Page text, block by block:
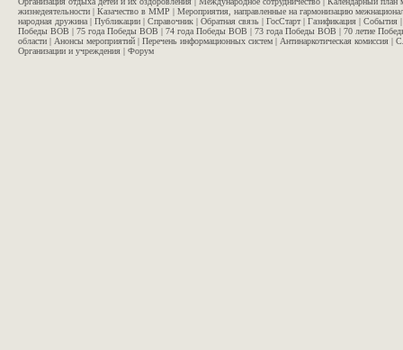
жизнедеятельности | Казачество в ММР | Мероприятия, направленные на гармонизацию
народная дружина | Публикации | Справочник | Обратная связь | ГосСтарт| Газификация | События
Победы ВОВ | 75 года Победы ВОВ | 74 года Победы ВОВ | 73 года Победы ВОВ | 70 летие
области | Анонсы мероприятий | Перечень информационных систем | Антинаркотическая комиссия |
Организации и учреждения | Форум